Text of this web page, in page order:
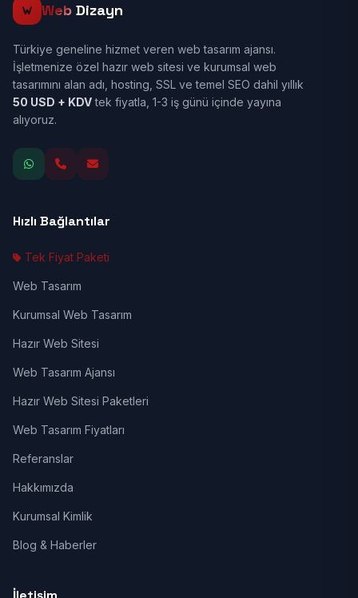
Web Dizayn
Türkiye geneline hizmet veren web tasarım ajansı.
İşletmenize özel hazır web sitesi ve kurumsal web
tasarımını alan adı, hosting, SSL ve temel SEO dahil yıllık
50 USD + KDVtek fiyatla, 1-3 iş günü içinde yayına
alıyoruz.
Hızlı Bağlantılar
Tek Fiyat Paketi
Web Tasarım
Kurumsal Web Tasarım
Hazır Web Sitesi
Web Tasarım Ajansı
Hazır Web Sitesi Paketleri
Web Tasarım Fiyatları
Referanslar
Hakkımızda
Kurumsal Kimlik
Blog & Haberler